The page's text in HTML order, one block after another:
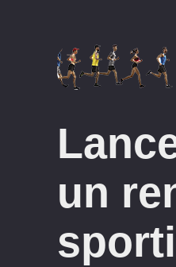
un